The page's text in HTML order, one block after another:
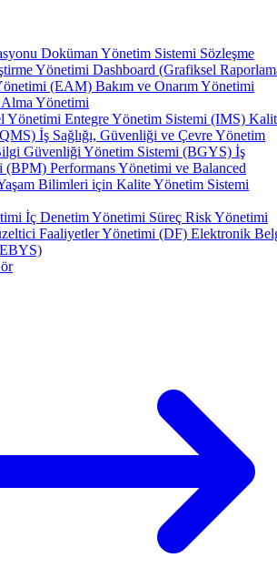
Doküman Yönetim Sistemi Sözleşme
Yönetimi Dashboard (Grafiksel
(EAM) Bakım ve Onarım Yönetimi
Alma Yönetimi
Yönetimi Entegre Yönetim Sistemi (IMS)
İş Sağlığı, Güvenliği ve Çevre Yönetim
Güvenliği Yönetim Sistemi (BGYS) İş
(BPM) Performans Yönetimi ve Balanced
Bilimleri için Kalite Yönetim Sistemi
İç Denetim Yönetimi Süreç Risk Yönetimi
Faaliyetler Yönetimi (DF) Elektronik